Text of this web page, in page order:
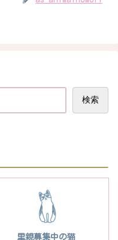
検索
里親募集中の猫